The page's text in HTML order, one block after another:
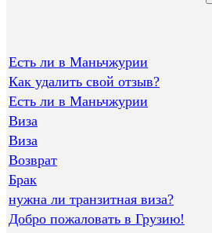
Есть ли в Маньчжурии
Как удалить свой отзыв?
Есть ли в Маньчжурии
Виза
Виза
Возврат
Брак
нужна ли транзитная виза?
Добро пожаловать в Грузию!